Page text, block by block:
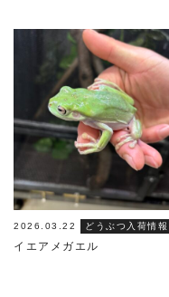
2026.03.22 どうぶつ入荷情報
イエアメガエル